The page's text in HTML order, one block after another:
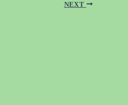
NEXT